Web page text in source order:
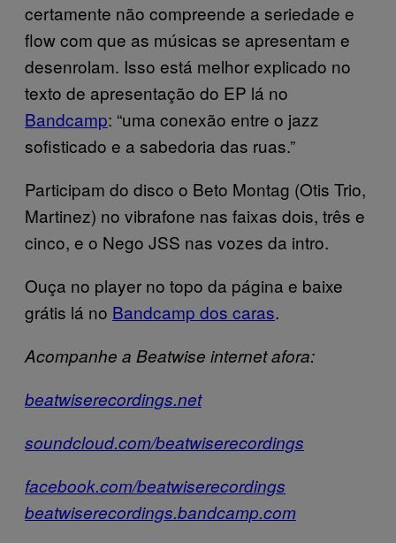
certamente não compreende a seriedade e
flow com que as músicas se apresentam e
desenrolam. Isso está melhor explicado no
texto de apresentação do EP lá no
Bandcamp: “uma conexão entre o jazz
sofisticado e a sabedoria das ruas.”
Participam do disco o Beto Montag (Otis Trio,
Martinez) no vibrafone nas faixas dois, três e
cinco, e o Nego JSS nas vozes da intro.
Ouça no player no topo da página e baixe
grátis lá no Bandcamp dos caras.
Acompanhe a Beatwise internet afora:
beatwiserecordings.net
soundcloud.com/beatwiserecordings
facebook.com/beatwiserecordings
beatwiserecordings.bandcamp.com